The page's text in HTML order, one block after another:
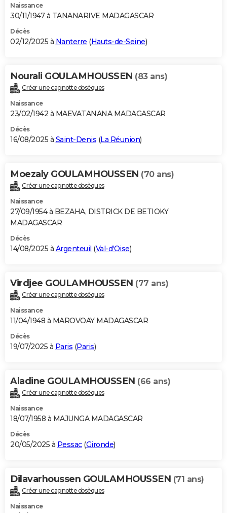
Naissance
30/11/1947 à TANANARIVE MADAGASCAR
Décès
02/12/2025 à Nanterre (Hauts-de-Seine)
Nourali GOULAMHOUSSEN (83 ans)
Créer une cagnotte obsèques
Naissance
23/02/1942 à MAEVATANANA MADAGASCAR
Décès
16/08/2025 à Saint-Denis (La Réunion)
Moezaly GOULAMHOUSSEN (70 ans)
Créer une cagnotte obsèques
Naissance
27/09/1954 à BEZAHA, DISTRICK DE BETIOKY
MADAGASCAR
Décès
14/08/2025 à Argenteuil (Val-d'Oise)
Virdjee GOULAMHOUSSEN (77 ans)
Créer une cagnotte obsèques
Naissance
11/04/1948 à MAROVOAY MADAGASCAR
Décès
19/07/2025 à Paris (Paris)
Aladine GOULAMHOUSSEN (66 ans)
Créer une cagnotte obsèques
Naissance
18/07/1958 à MAJUNGA MADAGASCAR
Décès
20/05/2025 à Pessac(Gironde)
Dilavarhoussen GOULAMHOUSSEN (71 ans)
Créer une cagnotte obsèques
Naissance